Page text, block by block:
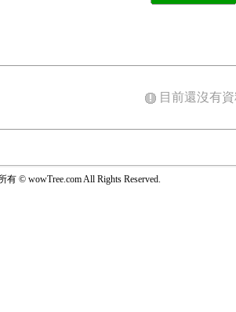
目前還沒有
有 © wowTree.com All Rights Reserved.